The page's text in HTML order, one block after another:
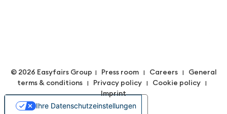
© 2026 Easyfairs Group | Press room| Careers| General
terms & conditions | Privacy policy | Cookie policy |
Imprint
Ihre Datenschutzeinstellungen